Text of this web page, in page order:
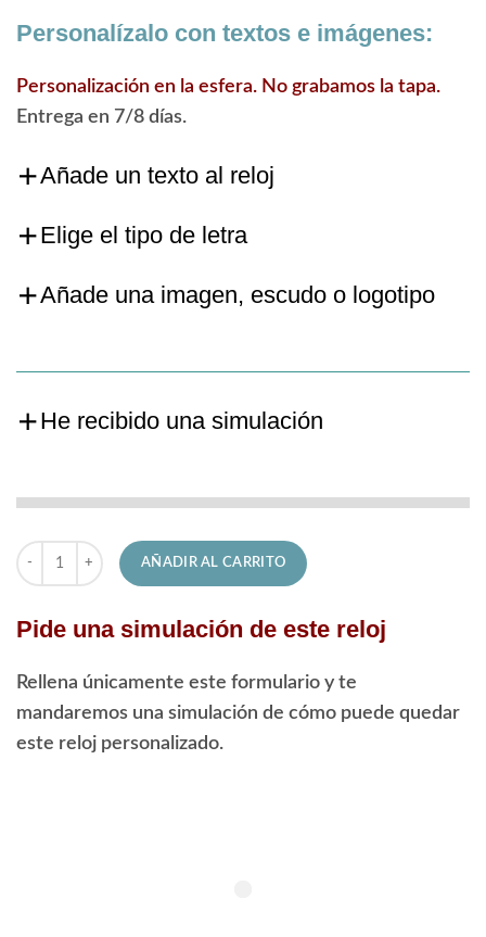
Personalízalo con textos e imágenes:
Personalización en la esfera. No grabamos la tapa.
Entrega en 7/8 días.
Añade un texto al reloj
Elige el tipo de letra
Añade una imagen, escudo o logotipo
He recibido una simulación
Reloj Candino de Hombre C4711/E Classic cantidad
AÑADIR AL CARRITO
Pide una simulación de este reloj
Rellena únicamente este formulario y te
mandaremos una simulación de cómo puede quedar
este reloj personalizado.